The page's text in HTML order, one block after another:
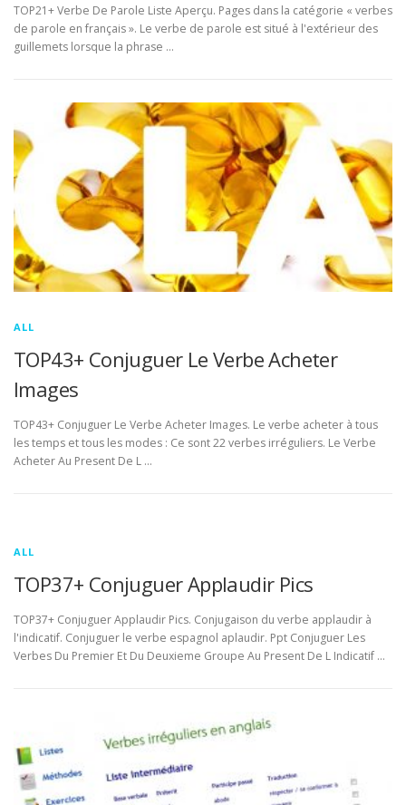
TOP21+ Verbe De Parole Liste Aperçu. Pages dans la catégorie « verbes
de parole en français ». Le verbe de parole est situé à l'extérieur des
guillemets lorsque la phrase …
ALL
TOP43+ Conjuguer Le Verbe Acheter
Images
TOP43+ Conjuguer Le Verbe Acheter Images. Le verbe acheter à tous
les temps et tous les modes : Ce sont 22 verbes irréguliers. Le Verbe
Acheter Au Present De L …
ALL
TOP37+ Conjuguer Applaudir Pics
TOP37+ Conjuguer Applaudir Pics. Conjugaison du verbe applaudir à
l'indicatif. Conjuguer le verbe espagnol aplaudir. Ppt Conjuguer Les
Verbes Du Premier Et Du Deuxieme Groupe Au Present De L Indicatif …